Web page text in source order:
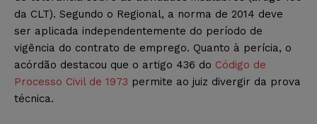
da CLT). Segundo o Regional, a norma de 2014 deve
ser aplicada independentemente do período de
vigência do contrato de emprego. Quanto à perícia, o
acórdão destacou que o artigo 436 do Código de
Processo Civil de 1973 permite ao juiz divergir da prova
técnica.